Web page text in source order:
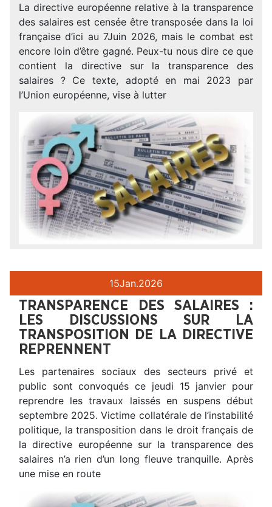
La directive européenne relative à la transparence
des salaires est censée être transposée dans la loi
française d’ici au 7Juin 2026, mais le combat est
encore loin d’être gagné. Peux-tu nous dire ce que
contient la directive sur la transparence des
salaires ? Ce texte, adopté en mai 2023 par
l’Union européenne, vise à lutter
15Jan.2026
TRANSPARENCE DES SALAIRES :
LES DISCUSSIONS SUR LA
TRANSPOSITION DE LA DIRECTIVE
REPRENNENT
Les partenaires sociaux des secteurs privé et
public sont convoqués ce jeudi 15 janvier pour
reprendre les travaux laissés en suspens début
septembre 2025. Victime collatérale de l’instabilité
politique, la transposition dans le droit français de
la directive européenne sur la transparence des
salaires n’a rien d’un long fleuve tranquille. Après
une mise en route